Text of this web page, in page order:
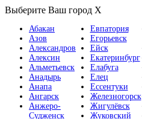
Выберите Ваш город X
Абакан
Азов
Александров
Алексин
Альметьевск
Анадырь
Анапа
Ангарск
Анжеро-
Судженск
Евпатория
Егорьевск
Ейск
Екатеринбург
Елабуга
Елец
Ессентуки
Железногорск
Жигулёвск
Жуковский